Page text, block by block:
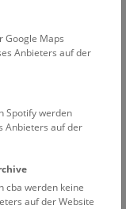
Google Maps
Anbieters auf der
Spotify werden
Anbieters auf der
cba werden keine
auf der Website